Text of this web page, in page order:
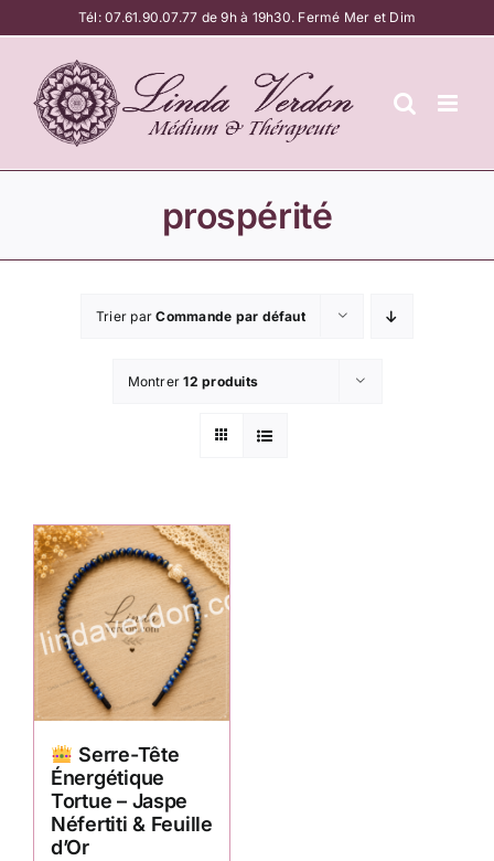
au
contenu
Tél:07.61.90.07.77 de 9h à 19h30. Fermé Mer et Dim
prospérité
Trier parCommande par défaut
Montrer12 produits
Serre-Tête
Énergétique
Tortue – Jaspe
Néfertiti & Feuille
d’Or